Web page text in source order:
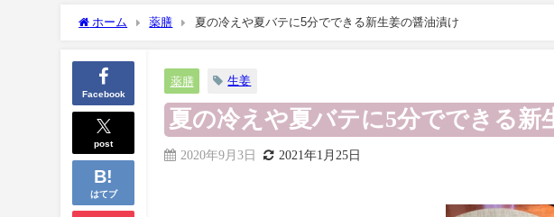
ホーム 薬膳 夏の冷えや夏バテに5分でできる新生姜の醤油漬け
Facebook
post
はてブ
薬膳 生姜
夏の冷えや夏バテに5分でできる新
2020年9月3日 2021年1月25日